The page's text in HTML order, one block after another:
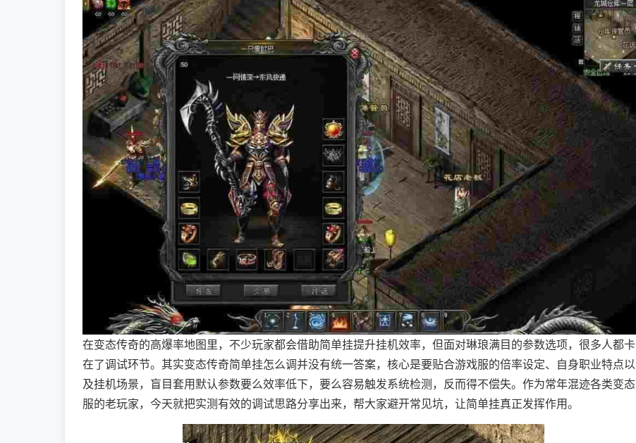
在变态传奇的高爆率地图里，不少玩家都会借助简单挂提升挂机效率，但面对琳琅满目的参数选项，很多人都卡
在了调试环节。其实变态传奇简单挂怎么调并没有统一答案，核心是要贴合游戏服的倍率设定、自身职业特点以
及挂机场景，盲目套用默认参数要么效率低下，要么容易触发系统检测，反而得不偿失。作为常年混迹各类变态
服的老玩家，今天就把实测有效的调试思路分享出来，帮大家避开常见坑，让简单挂真正发挥作用。